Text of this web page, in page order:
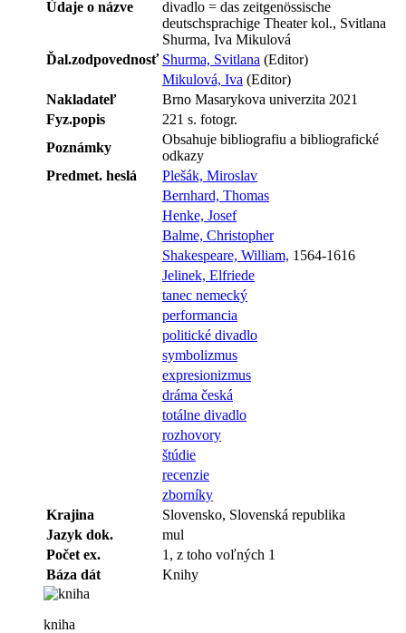
Údaje o názve
divadlo = das zeitgenössische
deutschsprachige Theater kol., Svitlana
Shurma, Iva Mikulová
Ďal.zodpovednosť Shurma, Svitlana (Editor)
Mikulová, Iva (Editor)
Nakladateľ
Brno Masarykova univerzita 2021
Fyz.popis
221 s. fotogr.
Poznámky
Obsahuje bibliografiu a bibliografické
odkazy
Predmet. heslá
Plešák, Miroslav
Bernhard, Thomas
Henke, Josef
Balme, Christopher
Shakespeare, William, 1564-1616
Jelinek, Elfriede
tanec nemecký
performancia
politické divadlo
symbolizmus
expresionizmus
dráma česká
totálne divadlo
rozhovory
štúdie
recenzie
zborníky
Krajina
Slovensko, Slovenská republika
Jazyk dok.
mul
Počet ex.
1, z toho voľných 1
Báza dát
Knihy
kniha